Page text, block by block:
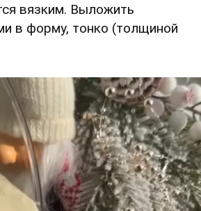
вязким. Выложить
в форму, тонко (толщиной